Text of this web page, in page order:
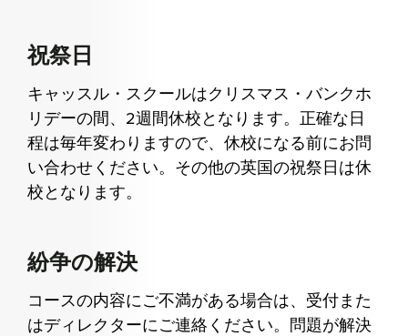
祝祭日
キャッスル・スクールはクリスマス・バンクホ
リデーの間、2週間休校となります。正確な日
程は毎年変わりますので、休校になる前にお問
い合わせください。その他の英国の祝祭日は休
校となります。
紛争の解決
コースの内容にご不満がある場合は、受付また
はディレクターにご連絡ください。問題が解決